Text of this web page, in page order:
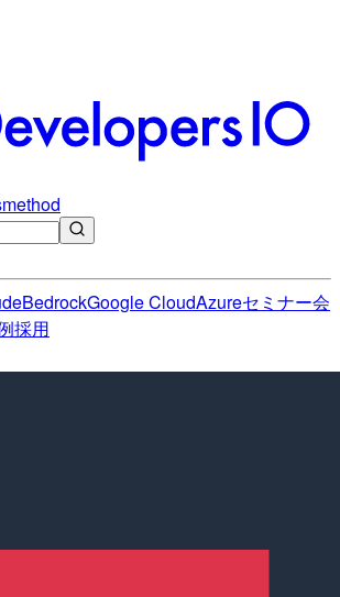
BedrockGoogle CloudAzureセミナー会
採用